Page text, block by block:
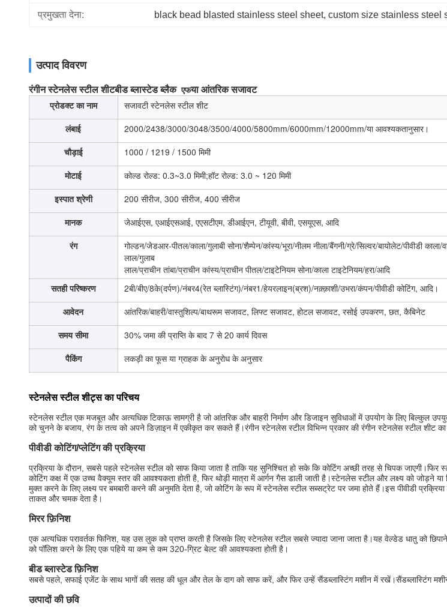
प्रमुखता देना: black bead blasted stainless steel sheet, custom size stainless steel
उत्पाद विवरण
रंगीन स्टेनलेस स्टील शीटबीड ब्लास्टेड ब्लैक एफया आंतरिक सजावट
प्रोडक्ट का नाम
सजावटी स्टेनलेस स्टील शीट
लंबाई
2000/2438/3000/3048/3500/4000/5800mm/6000mm/12000mm/या आवश्यकतानुसार।
चौड़ाई
1000 / 1219 / 1500 मिमी
मोटाई
कोल्ड रोल्ड: 0.3~3.0 मिमी;हॉट रोल्ड: 3.0 ~ 120 मिमी
इस्पात श्रेणी
200 सीरीज, 300 सीरीज, 400 सीरीज
मानक
जेआईएस, एआईएसआई, एएसटीएम, डीआईएन, टीयूवी, बीवी, एसयूएस, आदि
रंग
गोल्डन/जेडआर-पीतल/काला/गुलाबी सोना/शैम्पेन/कांस्य/भूरा/नीलम नीला/बैंगनी/ग्रे/सिल्वर/बायोलेट/पीवीडी काला/
लाल/गुलाब
लाल/प्राचीन तांबा/प्राचीन कांस्य/प्राचीन पीतल/टाइटेनियम सोना/काला टाइटेनियम/हरा/आदि
सतही परिष्करण
2बी/बीए/8के(दर्पण)/नंबर4(रेत ब्लास्टिंग)/नंबर1/हेयरलाइन(ब्रश)/नक़्क़ाशी/उभरा/कंपन/पीवीडी कोटिंग, आदि।
आवेदन
आंतरिक/बाहरी/वास्तुशिल्प/बाथरूम सजावट, लिफ्ट सजावट, होटल सजावट, रसोई उपकरण, छत, कैबिनेट
समय सीमा
30% जमा की प्राप्ति के बाद 7 से 20 कार्य दिवस
पैकिंग
लकड़ी का फूस या ग्राहक के अनुरोध के अनुसार
स्टेनलेस स्टील शीट्स का परिचय
स्टेनलेस स्टील एक मजबूत और अत्यधिक टिकाऊ सामग्री है जो आंतरिक और बाहरी निर्माण और डिजाइन सुविधाओं में उपयोग के लिए बिल्कुल
को चुनने के बजाय, रंग के तत्व को अपने डिज़ाइन में एकीकृत कर सकते हैं।रंगीन स्टेनलेस स्टील विभिन्न प्रकार की रंगीन स्टेनलेस स्टील शीट का
पीवीडी कोटिंग/प्लेटिंग की प्रक्रिया
प्रक्रिया के दौरान, सबसे पहले स्टेनलेस स्टील को साफ किया जाता है ताकि यह सुनिश्चित हो सके कि कोटिंग अच्छी तरह से चिपक जाएगी।फिर
कोटिंग कक्ष में एक उच्च वैक्यूम स्तर की आवश्यकता होती है, फिर थोड़ी मात्रा में आर्गन गैस डाली जाती है।स्टेनलेस स्टील और लक्ष्य को जोड़ने
मुक्त करने के लिए लक्ष्य पर बमबारी करने की अनुमति देता है, जो कोटिंग के रूप में स्टेनलेस स्टील सब्सट्रेट पर जमा होते हैं।इस पीवीडी
ताकत और चमक देता है।
मिरर फ़िनिश
एक अत्यधिक परावर्तक फिनिश, यह उस लुक को प्राप्त करती है जिसके लिए स्टेनलेस स्टील सबसे ज्यादा जाना जाता है।यह वेल्डेड धातु को
को पॉलिश करने के लिए एक पहिये या कम से कम 320-ग्रिट बेल्ट की आवश्यकता होती है।
बीड ब्लास्टेड फ़िनिश
सबसे पहले, सफाई एजेंट के साथ भागों की सतह की धूल और तेल के दाग को साफ करें, और फिर उन्हें सैंडब्लास्टिंग मशीन में रखें।सैंडब्लास्टिंग मशीन
उत्पादों की छवि